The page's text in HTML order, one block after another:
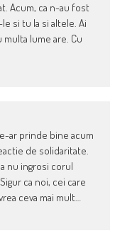
Acum, ca n-au fost
si tu la si altele. Ai
lume are. Cu
ar prinde bine acum
de solidaritate.
nu ingrosi corul
ca noi, cei care
ceva mai mult…